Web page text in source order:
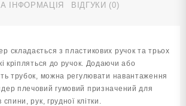
ІНФОРМАЦІЯ ВІДГУКИ (0)
складається з пластикових ручок та трьох
кріпляться до ручок. Додаючи або
трубок, можна регулювати навантаження
плечовий гумовий призначений для
рук, грудної клітки.